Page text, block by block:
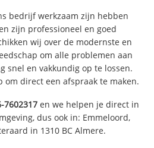
bedrijf werkzaam zijn hebben
zijn professioneel en goed
wij over de modernste en
om alle problemen aan
snel en vakkundig op te lossen.
om direct een afspraak te maken.
7602317 en we helpen je direct in
dus ook in: Emmeloord,
in 1310 BC Almere.